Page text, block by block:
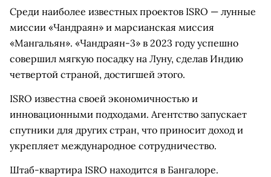
Среди наиболее известных проектов ISRO — лунные
миссии «Чандраян» и марсианская миссия
«Мангальян». «Чандраян-3» в 2023 году успешно
совершил мягкую посадку на Луну, сделав Индию
четвертой страной, достигшей этого.
ISRO известна своей экономичностью и
инновационными подходами. Агентство запускает
спутники для других стран, что приносит доход и
укрепляет международное сотрудничество.
Штаб-квартира ISRO находится в Бангалоре.